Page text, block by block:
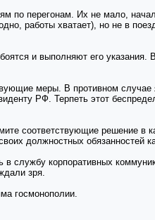
по перегонам. Их не мало,
работы хватает), но не в
и выполняют его указания.
меры. В противном
РФ. Терпеть этот
соответствующие решение в
должностных
в службу корпоративных
зря.
госмонополии.